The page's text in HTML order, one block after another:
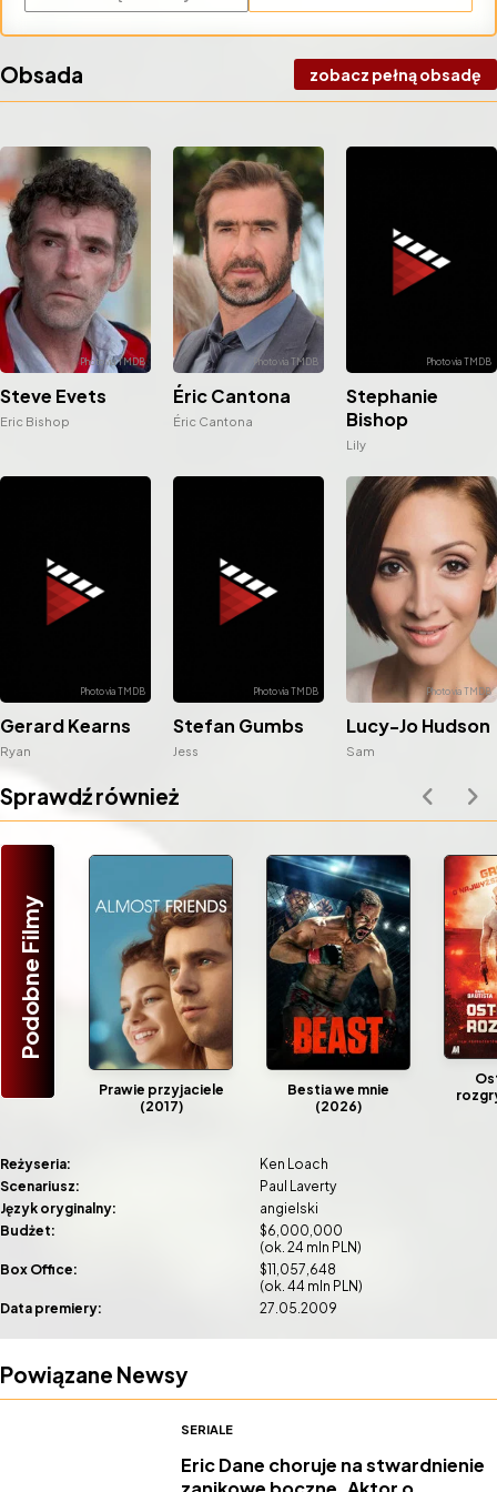
Obsada zobacz pełną obsadę
Steve Evets
Eric Bishop
Éric Cantona
Éric Cantona
Stephanie
Bishop
Lily
Gerard Kearns
Ryan
Stefan Gumbs
Jess
Lucy-Jo Hudson
Sam
Sprawdź również
Podobne Filmy
Prawie przyjaciele
(2017)
Bestia we mnie
(2026)
Reżyseria:
Ken Loach
Scenariusz:
Paul Laverty
Język oryginalny:
angielski
Budżet:
$6,000,000
(ok. 24 mln PLN)
Box Office:
$11,057,648
(ok. 44 mln PLN)
Data premiery:
27.05.2009
Powiązane Newsy
SERIALE
Eric Dane choruje na stwardnienie